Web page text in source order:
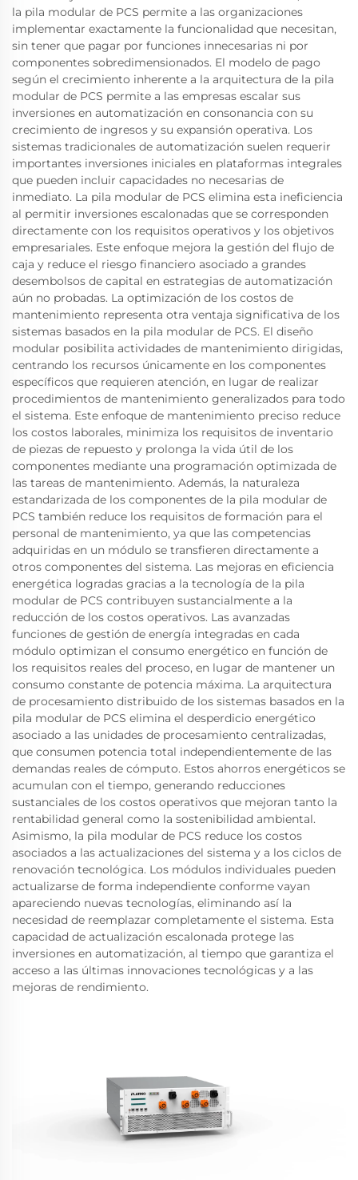
la pila modular de PCS permite a las organizaciones
implementar exactamente la funcionalidad que necesitan,
sin tener que pagar por funciones innecesarias ni por
componentes sobredimensionados. El modelo de pago
según el crecimiento inherente a la arquitectura de la pila
modular de PCS permite a las empresas escalar sus
inversiones en automatización en consonancia con su
crecimiento de ingresos y su expansión operativa. Los
sistemas tradicionales de automatización suelen requerir
importantes inversiones iniciales en plataformas integrales
que pueden incluir capacidades no necesarias de
inmediato. La pila modular de PCS elimina esta ineficiencia
al permitir inversiones escalonadas que se corresponden
directamente con los requisitos operativos y los objetivos
empresariales. Este enfoque mejora la gestión del flujo de
caja y reduce el riesgo financiero asociado a grandes
desembolsos de capital en estrategias de automatización
aún no probadas. La optimización de los costos de
mantenimiento representa otra ventaja significativa de los
sistemas basados en la pila modular de PCS. El diseño
modular posibilita actividades de mantenimiento dirigidas,
centrando los recursos únicamente en los componentes
específicos que requieren atención, en lugar de realizar
procedimientos de mantenimiento generalizados para todo
el sistema. Este enfoque de mantenimiento preciso reduce
los costos laborales, minimiza los requisitos de inventario
de piezas de repuesto y prolonga la vida útil de los
componentes mediante una programación optimizada de
las tareas de mantenimiento. Además, la naturaleza
estandarizada de los componentes de la pila modular de
PCS también reduce los requisitos de formación para el
personal de mantenimiento, ya que las competencias
adquiridas en un módulo se transfieren directamente a
otros componentes del sistema. Las mejoras en eficiencia
energética logradas gracias a la tecnología de la pila
modular de PCS contribuyen sustancialmente a la
reducción de los costos operativos. Las avanzadas
funciones de gestión de energía integradas en cada
módulo optimizan el consumo energético en función de
los requisitos reales del proceso, en lugar de mantener un
consumo constante de potencia máxima. La arquitectura
de procesamiento distribuido de los sistemas basados en la
pila modular de PCS elimina el desperdicio energético
asociado a las unidades de procesamiento centralizadas,
que consumen potencia total independientemente de las
demandas reales de cómputo. Estos ahorros energéticos se
acumulan con el tiempo, generando reducciones
sustanciales de los costos operativos que mejoran tanto la
rentabilidad general como la sostenibilidad ambiental.
Asimismo, la pila modular de PCS reduce los costos
asociados a las actualizaciones del sistema y a los ciclos de
renovación tecnológica. Los módulos individuales pueden
actualizarse de forma independiente conforme vayan
apareciendo nuevas tecnologías, eliminando así la
necesidad de reemplazar completamente el sistema. Esta
capacidad de actualización escalonada protege las
inversiones en automatización, al tiempo que garantiza el
acceso a las últimas innovaciones tecnológicas y a las
mejoras de rendimiento.